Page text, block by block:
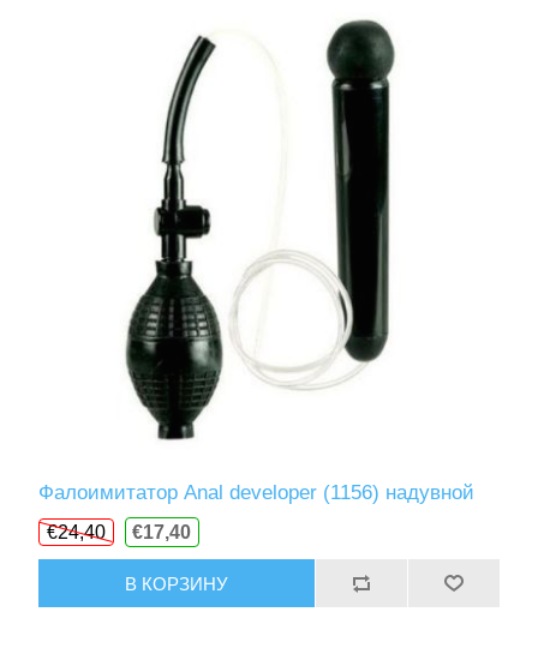
Фалоимитатор Anal developer (1156) надувной
€24,40 €17,40
В КОРЗИНУ